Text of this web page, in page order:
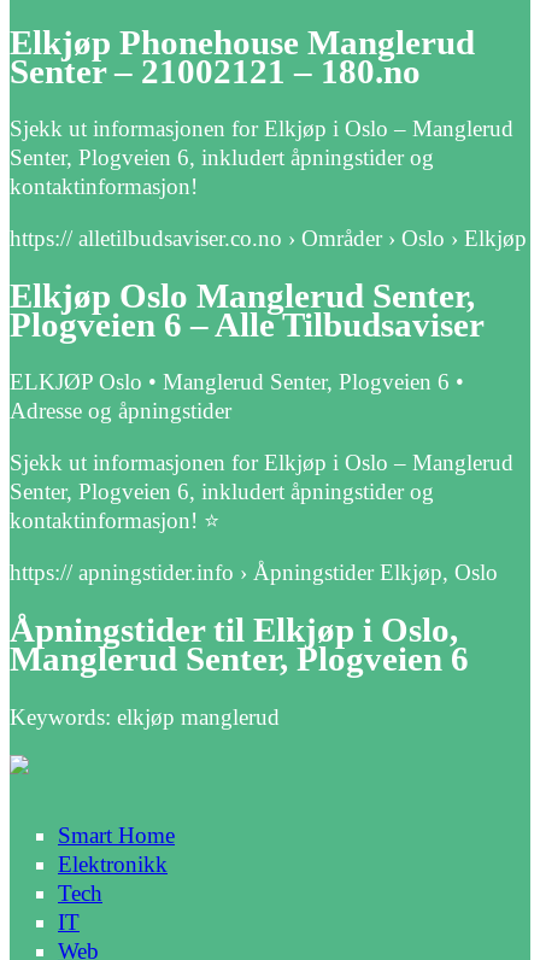
Elkjøp Phonehouse Manglerud
Senter – 21002121 – 180.no
Sjekk ut informasjonen for Elkjøp i Oslo – Manglerud
Senter, Plogveien 6, inkludert åpningstider og
kontaktinformasjon!
https:// alletilbudsaviser.co.no › Områder › Oslo › Elkjøp
Elkjøp Oslo Manglerud Senter,
Plogveien 6 – Alle Tilbudsaviser
ELKJØP Oslo • Manglerud Senter, Plogveien 6 •
Adresse og åpningstider
Sjekk ut informasjonen for Elkjøp i Oslo – Manglerud
Senter, Plogveien 6, inkludert åpningstider og
kontaktinformasjon! ⭐
https:// apningstider.info › Åpningstider Elkjøp, Oslo
Åpningstider til Elkjøp i Oslo,
Manglerud Senter, Plogveien 6
Keywords: elkjøp manglerud
Smart Home
Elektronikk
Tech
IT
Web